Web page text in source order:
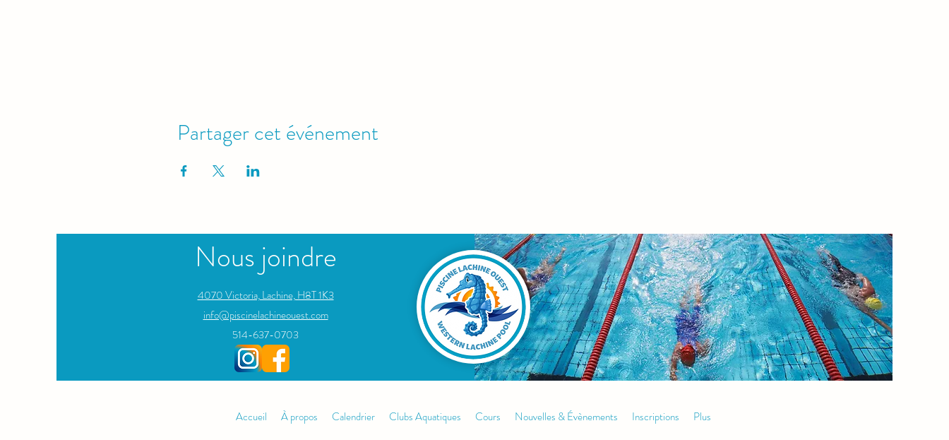
Partager cet événement
Nous joindre
4070 Victoria, Lachine, H8T 1K3
info@piscinelachineouest.com​
514-637-0703
Accueil À propos Calendrier Clubs Aquatiques Cours Nouvelles & Évènements Inscriptions
Plus